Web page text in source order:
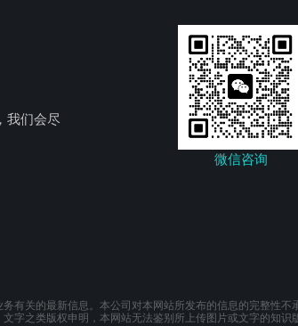
我们会尽
微信咨询
关的最新信息。本公司对本网站所发布的信息的完整性
字之类版权申明，本网站无法鉴别所上传图片或文字的知